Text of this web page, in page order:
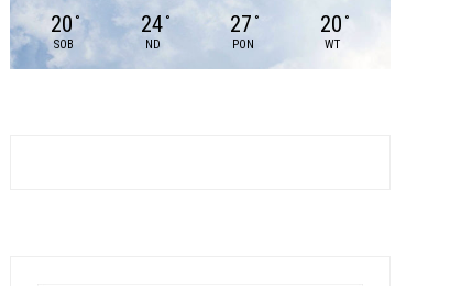
20 °
SOB
24 °
ND
27 °
PON
20 °
WT